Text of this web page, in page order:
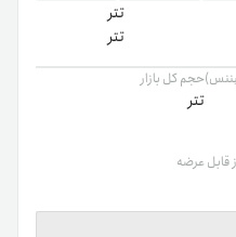
تتر
تتر
حجم کل بازار
تتر
قابل عرضه